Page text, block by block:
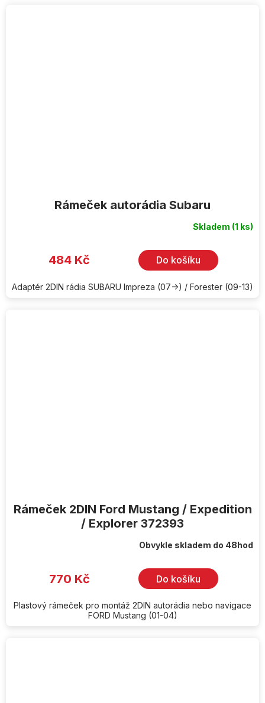
Rámeček autorádia Subaru
Skladem (1 ks)
484 Kč Do košíku
Adaptér 2DIN rádia SUBARU Impreza (07->) / Forester (09-13)
Rámeček 2DIN Ford Mustang / Expedition
/ Explorer 372393
Obvykle skladem do 48hod
770 Kč Do košíku
Plastový rámeček pro montáž 2DIN autorádia nebo navigace
FORD Mustang (01-04)